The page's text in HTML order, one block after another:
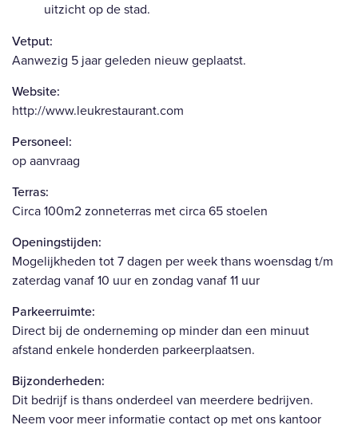
uitzicht op de stad.
Vetput:
Aanwezig 5 jaar geleden nieuw geplaatst.
Website:
http://www.leukrestaurant.com
Personeel:
op aanvraag
Terras:
Circa 100m2 zonneterras met circa 65 stoelen
Openingstijden:
Mogelijkheden tot 7 dagen per week thans woensdag t/m
zaterdag vanaf 10 uur en zondag vanaf 11 uur
Parkeerruimte:
Direct bij de onderneming op minder dan een minuut
afstand enkele honderden parkeerplaatsen.
Bijzonderheden:
Dit bedrijf is thans onderdeel van meerdere bedrijven.
Neem voor meer informatie contact op met ons kantoor